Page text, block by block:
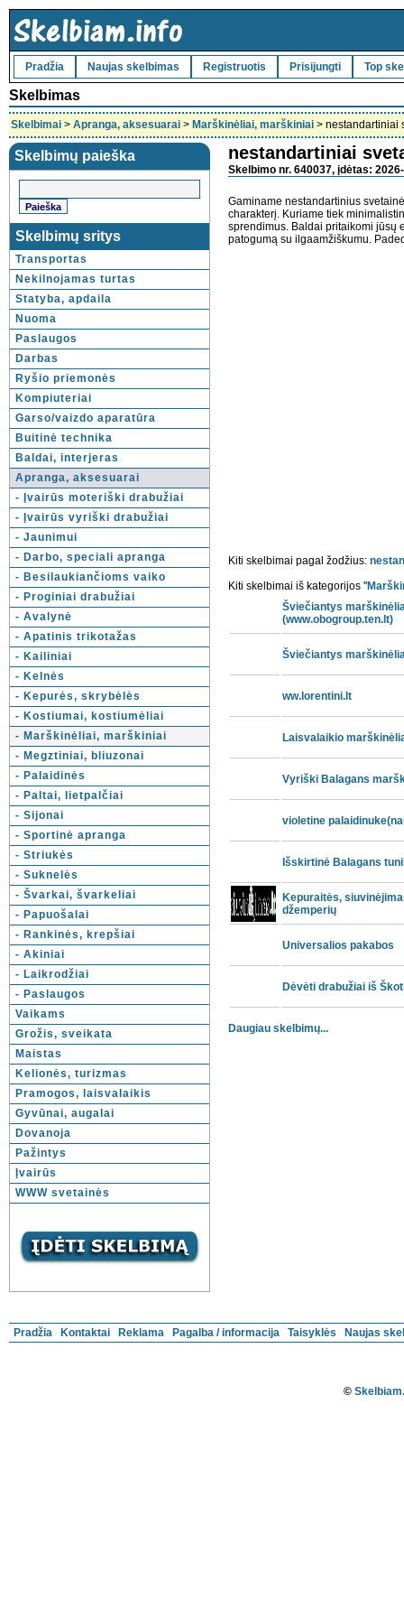
Pradžia Naujas skelbimas Registruotis Prisijungti Top
Skelbimas
Skelbimai > Apranga, aksesuarai > Marškinėliai, marškiniai > nestandartiniai
Skelbimų paieška
Skelbimų sritys
Transportas
Nekilnojamas turtas
Statyba, apdaila
Nuoma
Paslaugos
Darbas
Ryšio priemonės
Kompiuteriai
Garso/vaizdo aparatūra
Buitinė technika
Baldai, interjeras
Apranga, aksesuarai
- Įvairūs moteriški drabužiai
- Įvairūs vyriški drabužiai
- Jaunimui
- Darbo, speciali apranga
- Besilaukiančioms vaiko
- Proginiai drabužiai
- Avalynė
- Apatinis trikotažas
- Kailiniai
- Kelnės
- Kepurės, skrybėlės
- Kostiumai, kostiumėliai
- Marškinėliai, marškiniai
- Megztiniai, bliuzonai
- Palaidinės
- Paltai, lietpalčiai
- Sijonai
- Sportinė apranga
- Striukės
- Suknelės
- Švarkai, švarkeliai
- Papuošalai
- Rankinės, krepšiai
- Akiniai
- Laikrodžiai
- Paslaugos
Vaikams
Grožis, sveikata
Maistas
Kelionės, turizmas
Pramogos, laisvalaikis
Gyvūnai, augalai
Dovanoja
Pažintys
Įvairūs
WWW svetainės
nestandartiniai
Skelbimo nr. 640037, įdėtas:
Gaminame nestandartinius
charakterį. Kuriame tiek
sprendimus. Baldai pritaikomi jūsų
patogumą su ilgaamžiškumu.
Kiti skelbimai pagal žodžius:
Kiti skelbimai iš kategorijos "
Šviečiantys
(www.obogroup.ten.lt)
Šviečiantys
ww.lorentini.lt
Laisvalaikio
Vyriški Balagans
violetine
Išskirtinė Balagans
Kepuraitės,
džemperių
Universalios pakabos
Dėvėti drabužiai iš
Daugiau skelbimų...
Pradžia Kontaktai Reklama Pagalba / informacija Taisyklės Naujas
©